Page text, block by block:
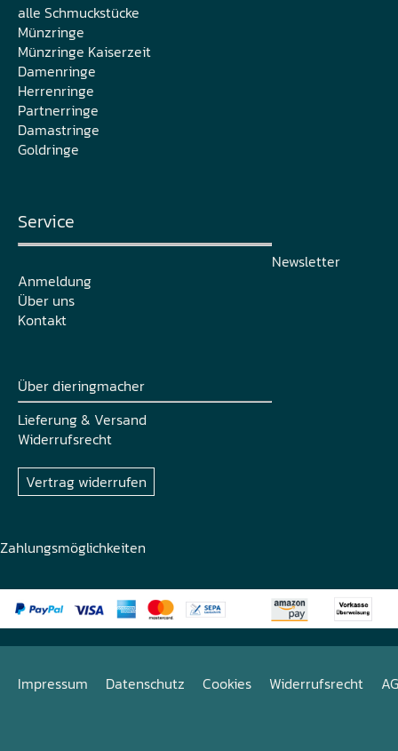
alle Schmuckstücke
Münzringe
Münzringe Kaiserzeit
Damenringe
Herrenringe
Partnerringe
Damastringe
Goldringe
Service
Newsletter
Anmeldung
Über uns
Kontakt
Über dieringmacher
Lieferung & Versand
Widerrufsrecht
Vertrag widerrufen
Zahlungsmöglichkeiten
Impressum Datenschutz Cookies Widerrufsrecht